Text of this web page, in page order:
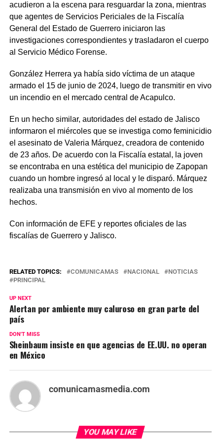
acudieron a la escena para resguardar la zona, mientras
que agentes de Servicios Periciales de la Fiscalía
General del Estado de Guerrero iniciaron las
investigaciones correspondientes y trasladaron el cuerpo
al Servicio Médico Forense.
González Herrera ya había sido víctima de un ataque
armado el 15 de junio de 2024, luego de transmitir en vivo
un incendio en el mercado central de Acapulco.
En un hecho similar, autoridades del estado de Jalisco
informaron el miércoles que se investiga como feminicidio
el asesinato de Valeria Márquez, creadora de contenido
de 23 años. De acuerdo con la Fiscalía estatal, la joven
se encontraba en una estética del municipio de Zapopan
cuando un hombre ingresó al local y le disparó. Márquez
realizaba una transmisión en vivo al momento de los
hechos.
Con información de EFE y reportes oficiales de las
fiscalías de Guerrero y Jalisco.
RELATED TOPICS: COMUNICAMAS NACIONAL
NOTICIAS
PRINCIPAL
UP NEXT
Alertan por ambiente muy caluroso en gran parte del
país
DON'T MISS
Sheinbaum insiste en que agencias de EE.UU. no operan
en México
comunicamasmedia.com
YOU MAY LIKE